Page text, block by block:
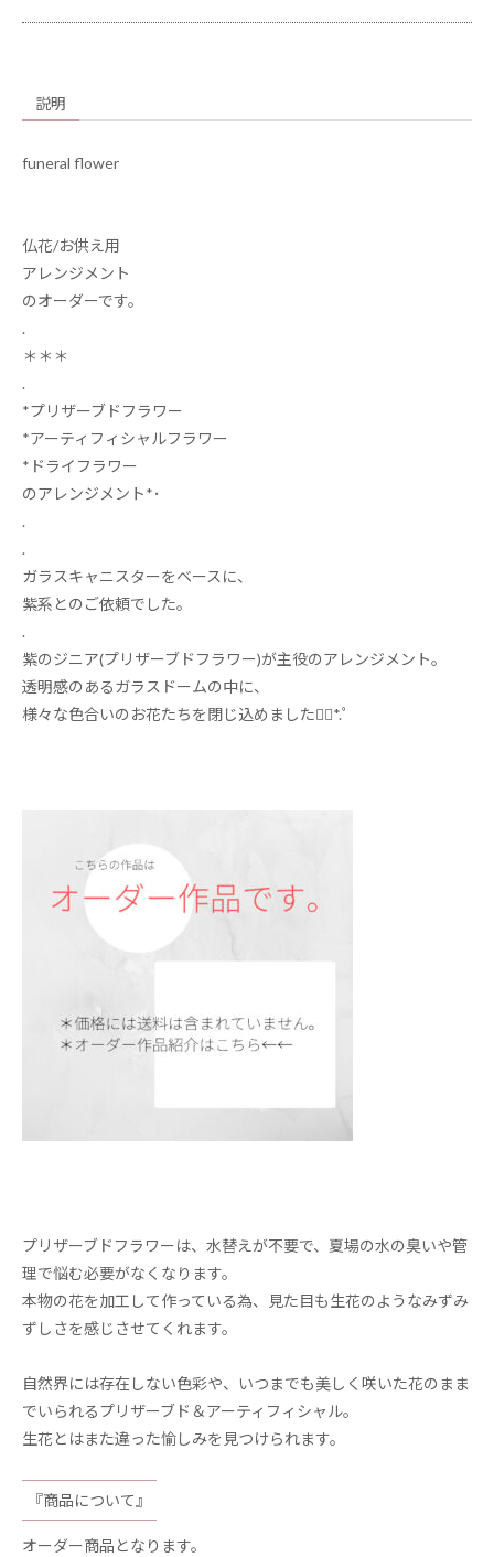
説明
funeral flower
仏花/お供え用
アレンジメント
のオーダーです。
.
＊＊＊
.
*プリザーブドフラワー
*アーティフィシャルフラワー
*ドライフラワー
のアレンジメント*･
.
.
ガラスキャニスターをベースに、
紫系とのご依頼でした。
.
紫のジニア(プリザーブドフラワー)が主役のアレンジメント。
透明感のあるガラスドームの中に、
様々な色合いのお花たちを閉じ込めました❁⃘*.ﾟ
プリザーブドフラワーは、水替えが不要で、夏場の水の臭いや管
理で悩む必要がなくなります。
本物の花を加工して作っている為、見た目も生花のようなみずみ
ずしさを感じさせてくれます。
自然界には存在しない色彩や、いつまでも美しく咲いた花のまま
でいられるプリザーブド＆アーティフィシャル。
生花とはまた違った愉しみを見つけられます。
『商品について』
オーダー商品となります。